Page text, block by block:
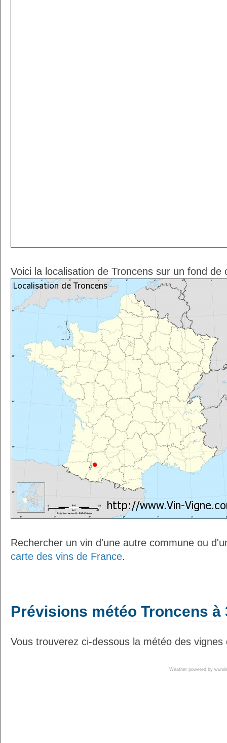
Voici la localisation de Troncens sur un fond de
Rechercher un vin d'une autre commune ou
carte des vins de France.
Prévisions météo Troncens à
Vous trouverez ci-dessous la météo des
Weather powered by